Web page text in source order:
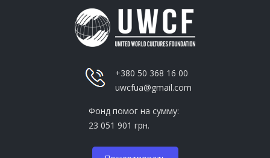
+380 50 368 16 00
uwcfua@gmail.com
Фонд помог на сумму:
23 051 901 грн.